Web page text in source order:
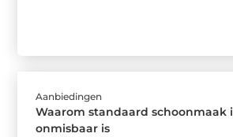
Aanbiedingen
Waarom standaard schoonmaak
onmisbaar is